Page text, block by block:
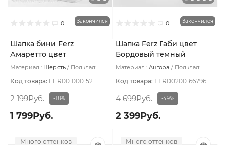
0 Закончился
Шапка бини Ferz
Амаретто цвет
Джинсовый
Материал : Шерсть
Подклад:
Код товара: FER00100015211
2 199Руб. -18%
1 799Руб.
0 Закончился
Шапка Ferz Габи цвет
Бордовый темный
Материал : Ангора
Подклад:
Код товара: FER00200166796
4 699Руб. -49%
2 399Руб.
Много оттенков Много оттенков